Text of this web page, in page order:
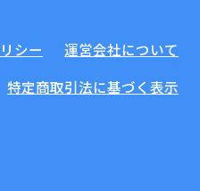
シー
運営会社について
特定商取引法に基づく表示